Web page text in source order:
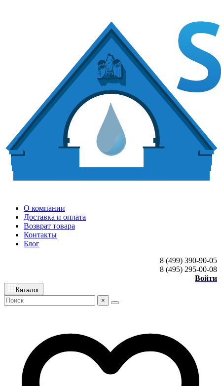
О компании
Доставка и оплата
Возврат товара
Контакты
Блог
8 (499) 390-90-05
8 (495) 295-00-08
Войти
Каталог
×